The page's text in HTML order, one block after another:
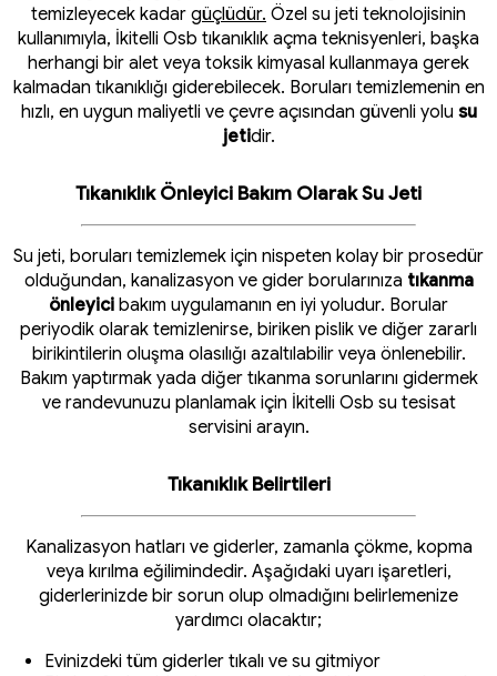
temizleyecek kadar güçlüdür. Özel su jeti teknolojisinin
kullanımıyla, İkitelli Osb tıkanıklık açma teknisyenleri, başka
herhangi bir alet veya toksik kimyasal kullanmaya gerek
kalmadan tıkanıklığı giderebilecek. Boruları temizlemenin en
hızlı, en uygun maliyetli ve çevre açısından güvenli yolu su
jetidir.
Tıkanıklık Önleyici Bakım Olarak Su Jeti
Su jeti, boruları temizlemek için nispeten kolay bir prosedür
olduğundan, kanalizasyon ve gider borularınıza tıkanma
önleyici bakım uygulamanın en iyi yoludur. Borular
periyodik olarak temizlenirse, biriken pislik ve diğer zararlı
birikintilerin oluşma olasılığı azaltılabilir veya önlenebilir.
Bakım yaptırmak yada diğer tıkanma sorunlarını gidermek
ve randevunuzu planlamak için İkitelli Osb su tesisat
servisini arayın.
Tıkanıklık Belirtileri
Kanalizasyon hatları ve giderler, zamanla çökme, kopma
veya kırılma eğilimindedir. Aşağıdaki uyarı işaretleri,
giderlerinizde bir sorun olup olmadığını belirlemenize
yardımcı olacaktır;
Evinizdeki tüm giderler tıkalı ve su gitmiyor